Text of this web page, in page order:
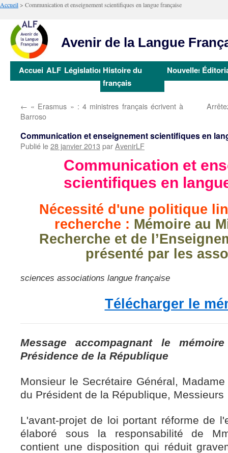
Accueil> Communication et enseignement scientifiques en langue française
Avenir de la Langue
Aller
au
Accueil ALF Législation Histoire du
français
Nouvelles
← « Erasmus » : 4 ministres français écrivent à
Barroso
Communication et enseignement scientifiques en
Publié le28 janvier 2013 parAvenirLF
Communication et
scientifiques en
Nécessité d'une politique
recherche : Mémoire au
Recherche et de
présenté par les
sciences associations langue française
Télécharger le
Message accompagnant le
Présidence de la République
Monsieur le Secrétaire Général,
du Président de la République, Messieurs
L'avant-projet de loi portant réforme de
élaboré sous la responsabilité de
contient une disposition qui réduit